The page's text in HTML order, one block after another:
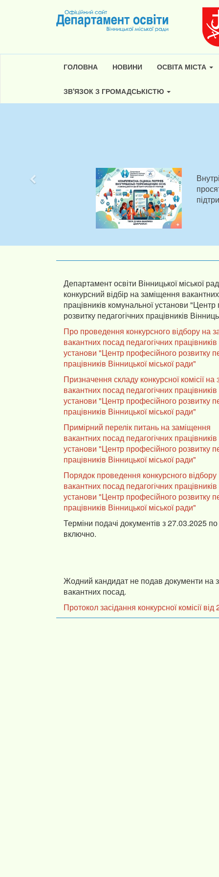
ГОЛОВНА НОВИНИ ОСВІТА МІСТА
ЗВ'ЯЗОК З ГРОМАДСЬКІСТЮ
Департамент освіти Вінницької міської
конкурсний відбір на заміщення
працівників комунальної установи
розвитку педагогічних працівників
Про проведення конкурсного відбору на
вакантних посад педагогічних
установи "Центр професійного розвитку
працівників Вінницької міської ради"
Призначення складу конкурсної комісії
вакантних посад педагогічних
установи "Центр професійного розвитку
працівників Вінницької міської ради"
Примірний перелік питань на заміщення
вакантних посад педагогічних
установи "Центр професійного розвитку
працівників Вінницької міської ради"
Порядок проведення конкурсного
вакантних посад педагогічних
установи "Центр професійного розвитку
працівників Вінницької міської ради"
Терміни подачі документів з 27.03.2025
включно.
Жодний кандидат не подав документи на
вакантних посад.
Протокол засідання конкурсної комісії